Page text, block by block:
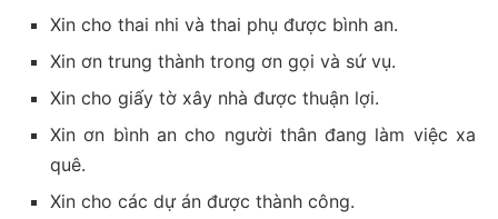
Xin cho thai nhi và thai phụ được bình an.
Xin ơn trung thành trong ơn gọi và sứ vụ.
Xin cho giấy tờ xây nhà được thuận lợi.
Xin ơn bình an cho người thân đang làm việc xa
quê.
Xin cho các dự án được thành công.